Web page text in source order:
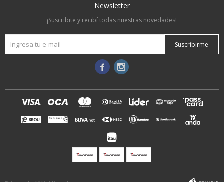
Newsletter
¡Suscribite y recibí todas nuestras novedades!
Suscribirme
 